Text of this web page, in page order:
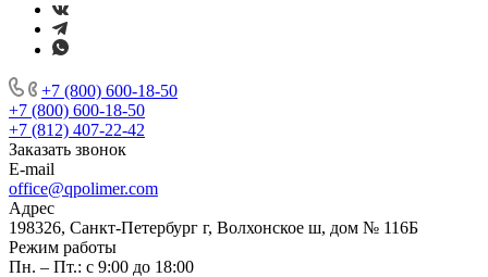
+7 (800) 600-18-50
+7 (800) 600-18-50
+7 (812) 407-22-42
Заказать звонок
E-mail
office@qpolimer.com
Адрес
198326, Санкт-Петербург г, Волхонское ш, дом № 116Б
Режим работы
Пн. – Пт.: с 9:00 до 18:00